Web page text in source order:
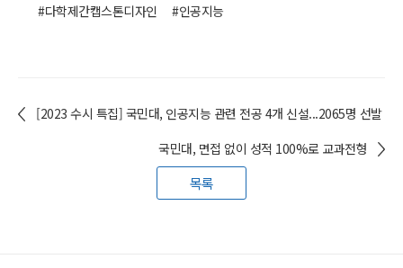
#다학제간캡스톤디자인
#인공지능
[2023 수시 특집] 국민대, 인공지능 관련 전공 4개 신설...2065명 선발
국민대, 면접 없이 성적 100%로 교과전형
목록